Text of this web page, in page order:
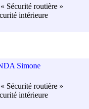
Sécurité routière »
intérieure
Simone
Sécurité routière »
intérieure